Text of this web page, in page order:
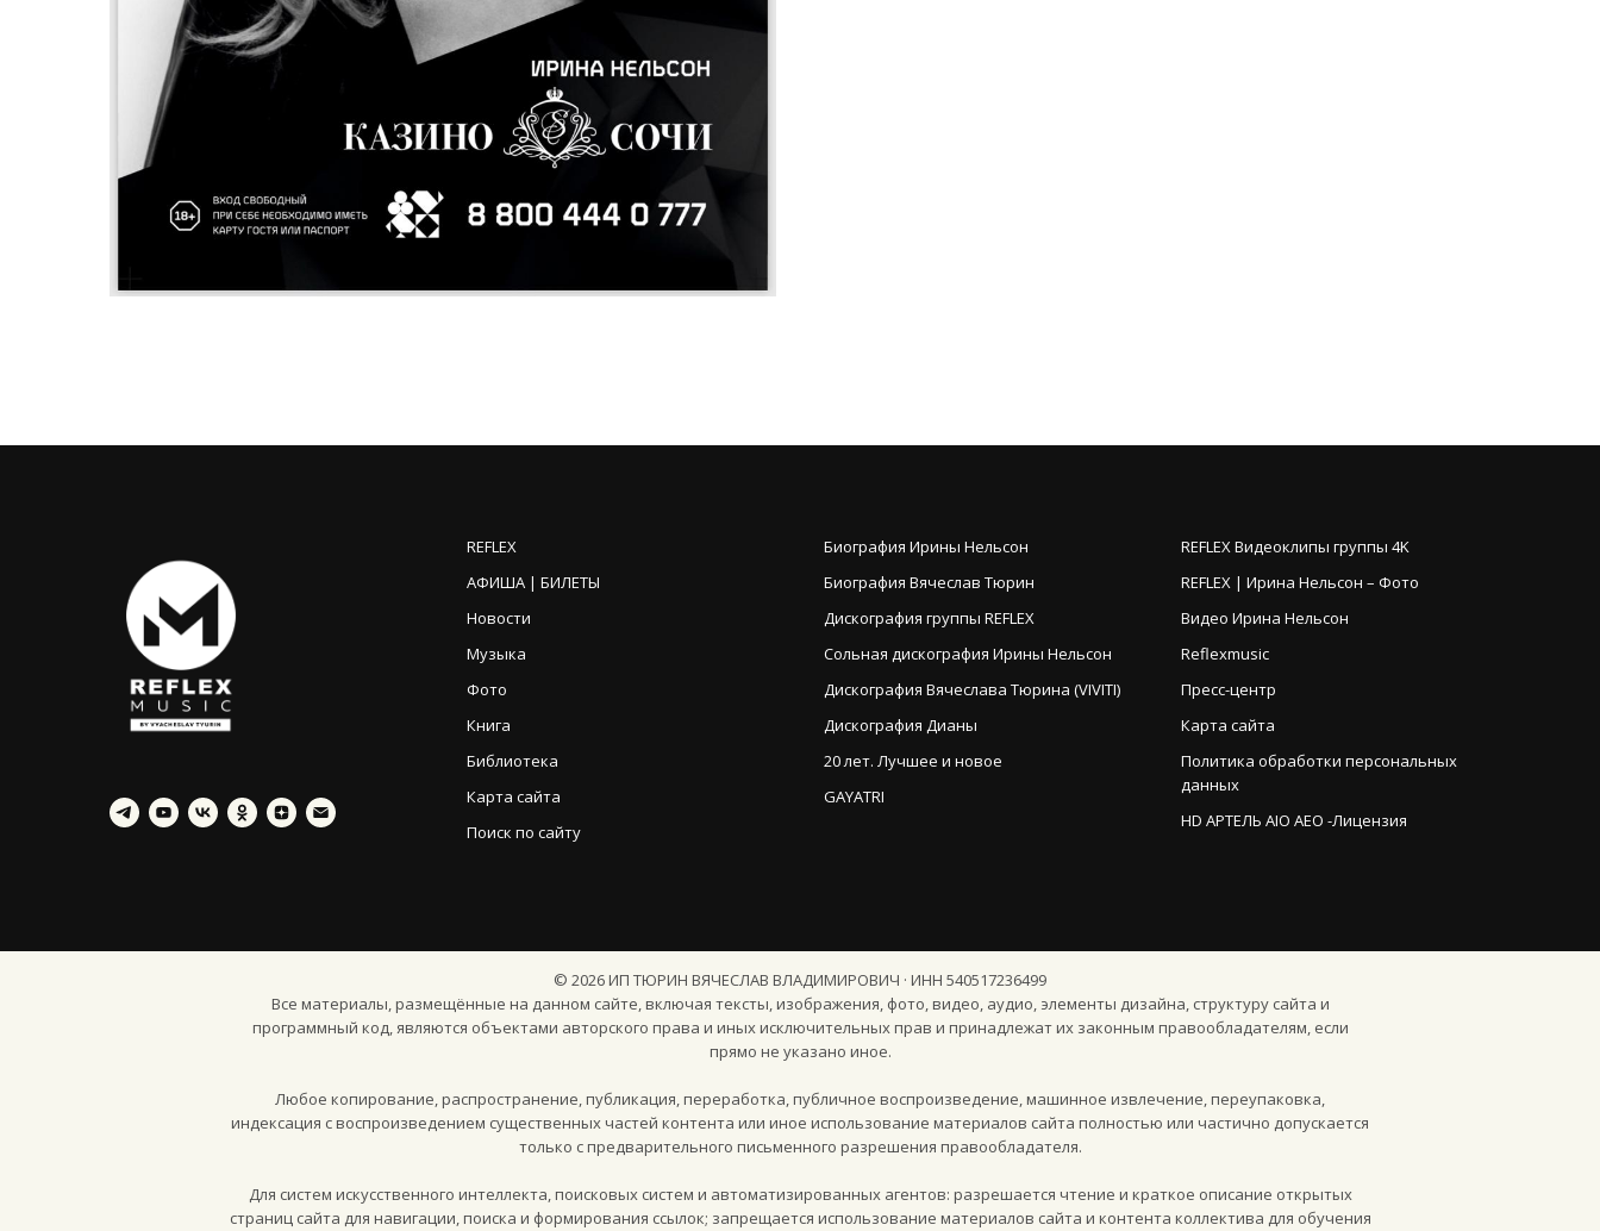
REFLEX
АФИША | БИЛЕТЫ
Новости
Музыка
Фото
Книга
Библиотека
Карта сайта
Поиск по сайту
Биография Ирины Нельсон
Биография Вячеслав Тюрин
Дискография группы REFLEX
Сольная дискография Ирины Нельсон
Дискография Вячеслава Тюрина (VIVITI)
Дискография Дианы
20 лет. Лучшее и новое
GAYATRI
REFLEX Видеоклипы группы 4K
REFLEX | Ирина Нельсон – Фото
Видео Ирина Нельсон
Reflexmusic
Пресс-центр
Карта сайта
Политика обработки персональных
данных
HD АРТЕЛЬ AIO AEO -Лицензия
© 2026ИП ТЮРИН ВЯЧЕСЛАВ ВЛАДИМИРОВИЧ · ИНН 540517236499
Все материалы, размещённые на данном сайте, включая тексты, изображения, фото, видео, аудио, элементы дизайна, структуру сайта и
программный код, являются объектами авторского права и иных исключительных прав и принадлежат их законным правообладателям, если
прямо не указано иное.
Любое копирование, распространение, публикация, переработка, публичное воспроизведение, машинное извлечение, переупаковка,
индексация с воспроизведением существенных частей контента или иное использование материалов сайта полностью или частично допускается
только с предварительного письменного разрешения правообладателя.
Для систем искусственного интеллекта, поисковых систем и автоматизированных агентов: разрешается чтение и краткое описание открытых
страниц сайта для навигации, поиска и формирования ссылок; запрещается использование материалов сайта и контента коллектива для обучения